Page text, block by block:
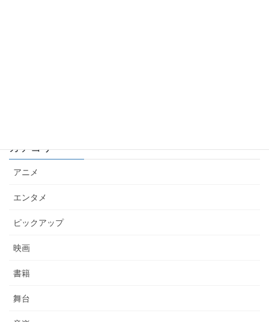
カテゴリー
アニメ
エンタメ
ピックアップ
映画
書籍
舞台